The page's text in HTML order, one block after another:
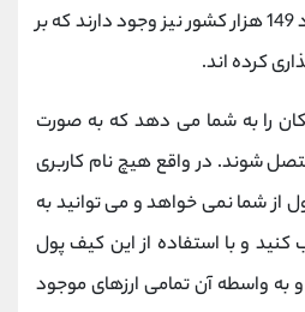
در حال رشد است و در حدود 149 هزار کشور نیز وجود دارند که بر
کرده اند.
را به شما می دهد که به صورت
شوند. در واقع هیچ نام کاربری
از شما نمی خواهد و می توانید به
و با استفاده از این کیف پول
به واسطه آن تمامی ارزهای موجود